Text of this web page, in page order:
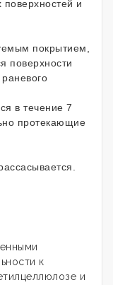
и
покрытием,
поверхности
в течение 7
протекающие
к
и